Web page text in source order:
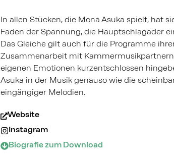
In allen Stücken, die Mona Asuka spielt, hat
Faden der Spannung, die Hauptschlagader
Das Gleiche gilt auch für die Programme
Zusammenarbeit mit
eigenen Emotionen kurzentschlossen
Asuka in der Musik genauso wie die
eingängiger Melodien.
Website
Instagram
Biografie zum Download